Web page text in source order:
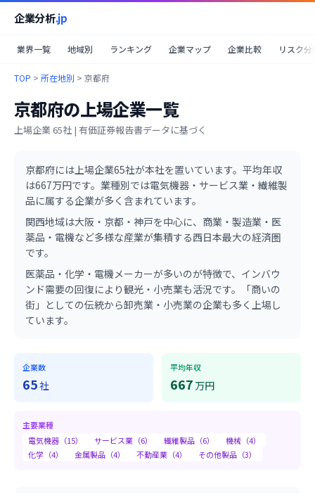
企業分析.jp
業界一覧 地域別 ランキング 企業マップ 企業比較 リスク分
TOP > 所在地別 > 京都府
京都府の上場企業一覧
上場企業65社 | 有価証券報告書データに基づく
京都府には上場企業65社が本社を置いています。 平均年収
は667万円です。 業種別では電気機器・サービス業・繊維製
品に属する企業が多く含まれています。
関西地域は大阪・京都・神戸を中心に、商業・製造業・医
薬品・電機など多様な産業が集積する西日本最大の経済圏
です。
医薬品・化学・電機メーカーが多いのが特徴で、インバウ
ンド需要の回復により観光・小売業も活況です。「商いの
街」としての伝統から卸売業・小売業の企業も多く上場し
ています。
企業数
65社
平均年収
667 万円
主要業種
電気機器 （15） サービス業 （6） 繊維製品 （6） 機械 （4）
化学 （4） 金属製品 （4） 不動産業 （4） その他製品 （3）